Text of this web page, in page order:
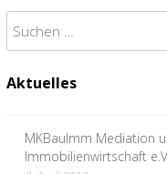
nach:
Aktuelles
MKBauImm Mediation
Immobilienwirtschaft